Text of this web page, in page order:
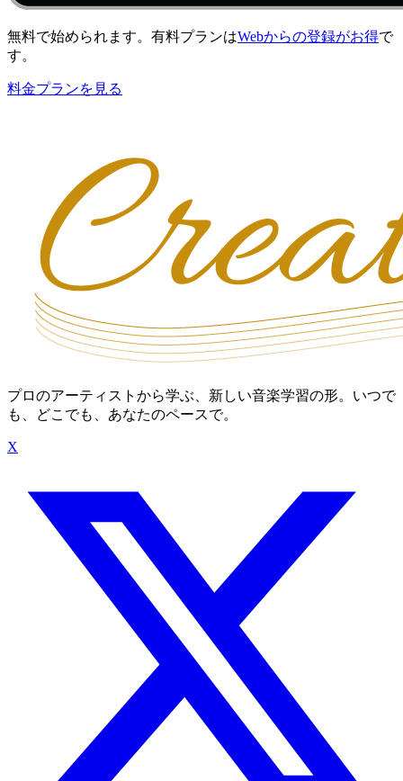
無料で始められます。有料プランはWebからの登録がお得で
す。
料金プランを見る
プロのアーティストから学ぶ、新しい音楽学習の形。いつで
も、どこでも、あなたのペースで。
X